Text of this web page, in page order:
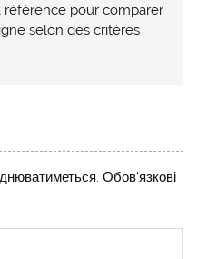
pour comparer
selon des critères
Обов’язкові